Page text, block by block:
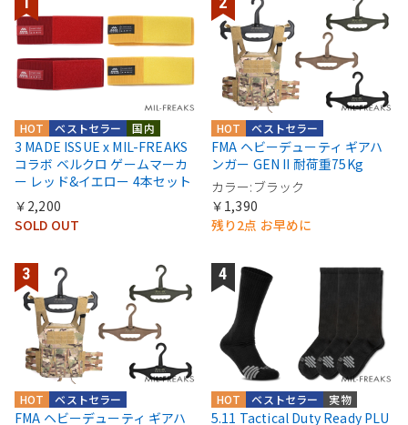
国内
ベストセラー
HOT
3 MADE ISSUE x MIL-FREAKS
コラボ ベルクロ ゲームマーカ
ー レッド&イエロー 4本セット
￥2,200
SOLD OUT
ベストセラー
HOT
FMA ヘビーデューティ ギアハ
ンガー GEN II 耐荷重75Kg
カラー:ブラック
￥1,390
残り2点 お早めに
ベストセラー
HOT
FMA ヘビーデューティ ギアハ
実物
ベストセラー
HOT
5.11 Tactical Duty Ready PLU